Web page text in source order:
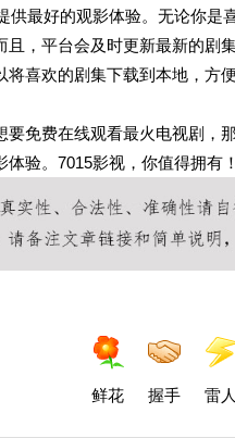
供最好的观影体验。无论你
且，平台会及时更新最新的
喜欢的剧集下载到本地，方
要免费在线观看最火电视剧，
验。7015影视，你值得拥有
鲜花 握手 雷